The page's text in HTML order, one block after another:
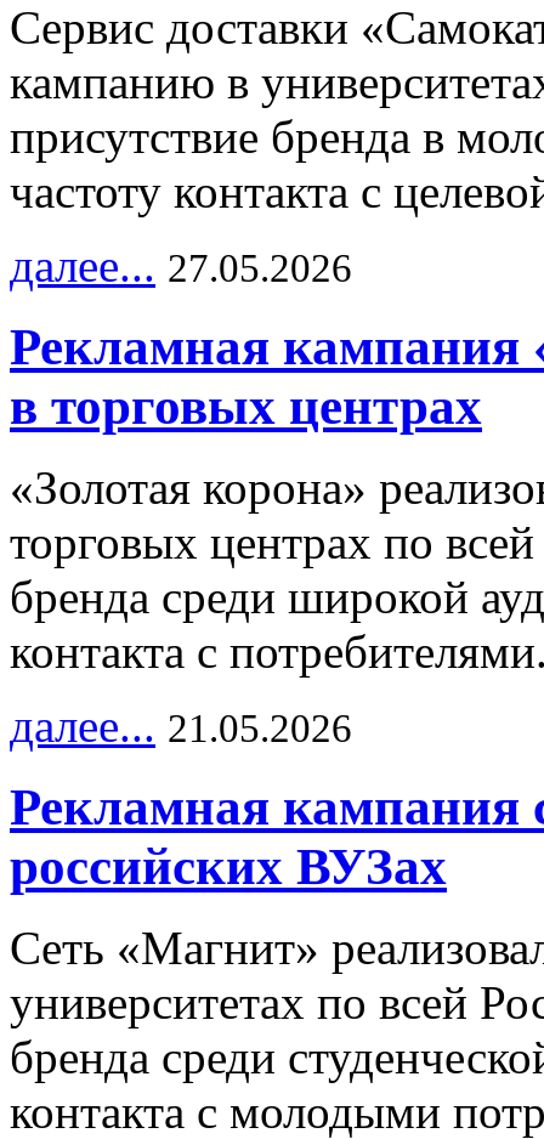
Сервис доставки
кампанию в
присутствие бренда в
частоту контакта с
далее... 27.05.2026
Рекламная кампания
в торговых центрах
«Золотая корона»
торговых центрах по
бренда среди широкой
контакта с
далее... 21.05.2026
Рекламная кампания
российских ВУЗах
Сеть «Магнит»
университетах по всей
бренда среди
контакта с молодыми